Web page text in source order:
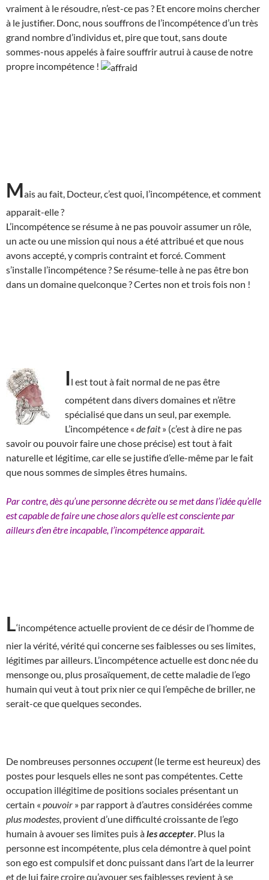
vraiment à le résoudre, n’est-ce pas ? Et encore moins chercher
à le justifier. Donc, nous souffrons de l’incompétence d’un très
grand nombre d’individus et, pire que tout, sans doute
sommes-nous appelés à faire souffrir autrui à cause de notre
propre incompétence !
Mais au fait, Docteur, c’est quoi, l’incompétence, et comment
apparait-elle ?
L’incompétence se résume à ne pas pouvoir assumer un rôle,
un acte ou une mission qui nous a été attribué et que nous
avons accepté, y compris contraint et forcé. Comment
s’installe l’incompétence ? Se résume-telle à ne pas être bon
dans un domaine quelconque ? Certes non et trois fois non !
Il est tout à fait normal de ne pas être
compétent dans divers domaines et n’être
spécialisé que dans un seul, par exemple.
L’incompétence « de fait» (c’est à dire ne pas
savoir ou pouvoir faire une chose précise) est tout à fait
naturelle et légitime, car elle se justifie d’elle-même par le fait
que nous sommes de simples êtres humains.
Par contre, dès qu’une personne décrète ou se met dans l’idée qu’elle
est capable de faire une chose alors qu’elle est consciente par
ailleurs d’en être incapable, l’incompétence apparait.
L‘incompétence actuelle provient de ce désir de l’homme de
nier la vérité, vérité qui concerne ses faiblesses ou ses limites,
légitimes par ailleurs. L’incompétence actuelle est donc née du
mensonge ou, plus prosaïquement, de cette maladie de l’ego
humain qui veut à tout prix nier ce qui l’empêche de briller, ne
serait-ce que quelques secondes.
De nombreuses personnesoccupent(le terme est heureux) des
postes pour lesquels elles ne sont pas compétentes. Cette
occupation illégitime de positions sociales présentant un
certain « pouvoir » par rapport à d’autres considérées comme
plus modestes , provient d’une difficulté croissante de l’ego
humain à avouer ses limites puis àles accepter . Plus la
personne est incompétente, plus cela démontre à quel point
son ego est compulsif et donc puissant dans l’art de la leurrer
et de lui faire croire qu’avouer ses faiblesses revient à se